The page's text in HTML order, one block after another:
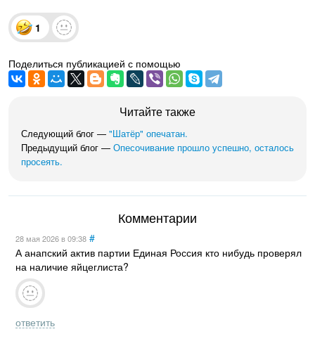
1
Поделиться публикацией с помощью
Читайте также
Следующий блог — "Шатёр" опечатан.
Предыдущий блог — Опесочивание прошло успешно, осталось
просеять.
Комментарии
28 мая 2026в 09:38 #
А анапский актив партии Единая Россия кто нибудь проверял
на наличие яйцеглиста?
ответить